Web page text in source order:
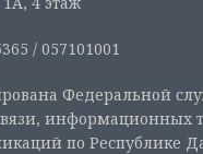
/ 057101001
Федеральной
информационных
по Республике